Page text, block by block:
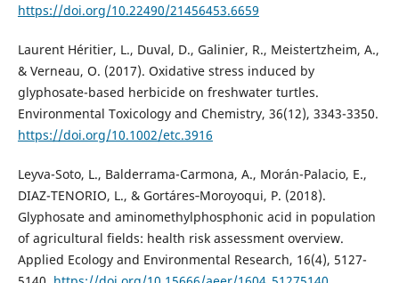
https://doi.org/10.22490/21456453.6659
Laurent Héritier, L., Duval, D., Galinier, R., Meistertzheim, A.,
& Verneau, O. (2017). Oxidative stress induced by
glyphosate-based herbicide on freshwater turtles.
Environmental Toxicology and Chemistry, 36(12), 3343-3350.
https://doi.org/10.1002/etc.3916
Leyva-Soto, L., Balderrama-Carmona, A., Morán-Palacio, E.,
DIAZ-TENORIO, L., & Gortáres‐Moroyoqui, P. (2018).
Glyphosate and aminomethylphosphonic acid in population
of agricultural fields: health risk assessment overview.
Applied Ecology and Environmental Research, 16(4), 5127-